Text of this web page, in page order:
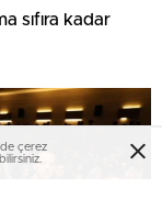
sıfıra kadar
çerez